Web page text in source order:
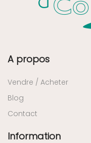
A propos
Vendre / Acheter
Blog
Contact
Information